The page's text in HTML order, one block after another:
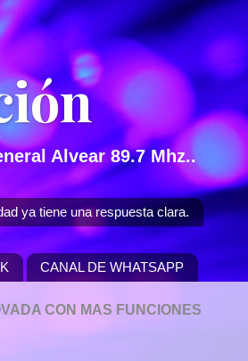
Alvear 89.7 Mhz..
ya tiene una respuesta clara.
CANAL DE WHATSAPP
CON MAS FUNCIONES